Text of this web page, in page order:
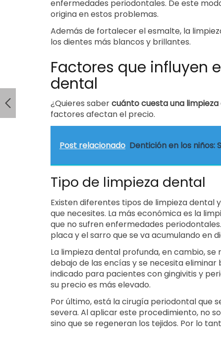
enfermedades periodontales. De este
origina en estos problemas.
Además de fortalecer el esmalte, la
los dientes más blancos y brillantes.
Factores que influyen
dental
¿Quieres sabercuánto cuesta una
factores afectan el precio.
Post relacionado Dentición en los niños:
Tipo de limpieza dental
Existen diferentes tipos de limpieza dental
que necesites. La más económica es la
que no sufren enfermedades
placa y el sarro que se va acumulando en
La limpieza dental profunda, en cambio,
debajo de las encías y se necesita
indicado para pacientes con gingivitis y
su precio es más elevado.
Por último, está la cirugía periodontal que
severa. Al aplicar este procedimiento, no
sino que se regeneran los tejidos. Por lo